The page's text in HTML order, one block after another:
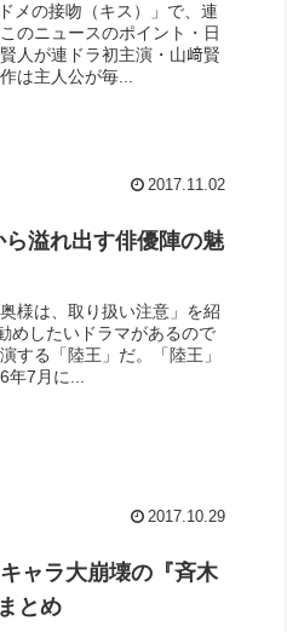
メの接吻（キス）」で、連
のニュースのポイント・日
人が連ドラ初主演・山﨑賢
は主人公が毎...
2017.11.02
溢れ出す俳優陣の魅
様は、取り扱い注意」を紹
めしたいドラマがあるので
する「陸王」だ。「陸王」
7月に...
2017.10.29
ャラ大崩壊の『斉木
とめ